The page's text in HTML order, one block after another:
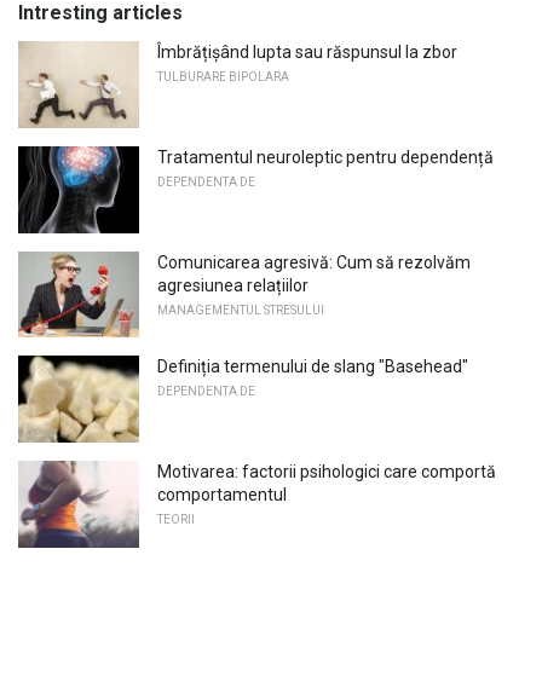
Intresting articles
Îmbrățișând lupta sau răspunsul la zbor
TULBURARE BIPOLARA
Tratamentul neuroleptic pentru dependență
DEPENDENTA DE
Comunicarea agresivă: Cum să rezolvăm
agresiunea relațiilor
MANAGEMENTUL STRESULUI
Definiția termenului de slang "Basehead"
DEPENDENTA DE
Motivarea: factorii psihologici care comportă
comportamentul
TEORII